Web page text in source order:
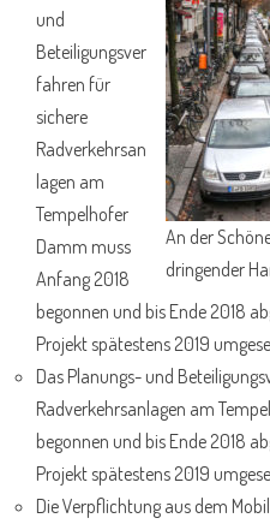
An der
dringender
und
Beteiligungsver
fahren für
sichere
Radverkehrsan
lagen am
Tempelhofer
Damm muss
Anfang 2018
begonnen und bis Ende 2018
Projekt spätestens 2019
Das Planungs- und
Radverkehrsanlagen am
begonnen und bis Ende 2018
Projekt spätestens 2019
Die Verpflichtung aus dem